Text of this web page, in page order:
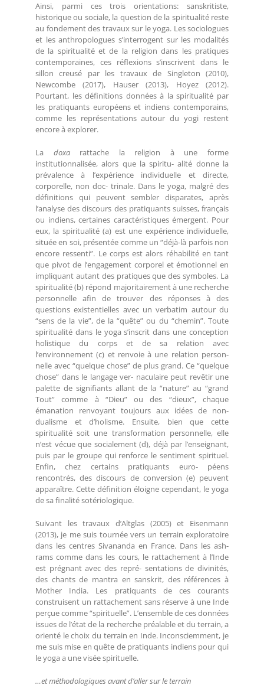
Ainsi, parmi ces trois orientations: sanskritiste,
historique ou sociale, la question de la spiritualité reste
au fondement des travaux sur le yoga. Les sociologues
et les anthropologues s’interrogent sur les modalités
de la spiritualité et de la religion dans les pratiques
contemporaines, ces réflexions s’inscrivent dans le
sillon creusé par les travaux de Singleton (2010),
Newcombe (2017), Hauser (2013), Hoyez (2012).
Pourtant, les définitions données à la spiritualité par
les pratiquants européens et indiens contemporains,
comme les représentations autour du yogi restent
encore à explorer.
La doxarattache la religion à une forme
institutionnalisée, alors que la spiritu- alité donne la
prévalence à l’expérience individuelle et directe,
corporelle, non doc- trinale. Dans le yoga, malgré des
définitions qui peuvent sembler disparates, après
l’analyse des discours des pratiquants suisses, français
ou indiens, certaines caractéristiques émergent. Pour
eux, la spiritualité (a) est une expérience individuelle,
située en soi, présentée comme un “déjà-là parfois non
encore ressenti”. Le corps est alors réhabilité en tant
que pivot de l’engagement corporel et émotionnel en
impliquant autant des pratiques que des symboles. La
spiritualité (b) répond majoritairement à une recherche
personnelle afin de trouver des réponses à des
questions existentielles avec un verbatim autour du
“sens de la vie”, de la “quête” ou du “chemin”. Toute
spiritualité dans le yoga s’inscrit dans une conception
holistique du corps et de sa relation avec
l’environnement (c) et renvoie à une relation person-
nelle avec “quelque chose” de plus grand. Ce “quelque
chose” dans le langage ver- naculaire peut revêtir une
palette de signifiants allant de la “nature” au “grand
Tout” comme à “Dieu” ou des “dieux”, chaque
émanation renvoyant toujours aux idées de non-
dualisme et d’holisme. Ensuite, bien que cette
spiritualité soit une transformation personnelle, elle
n’est vécue que socialement (d), déjà par l’enseignant,
puis par le groupe qui renforce le sentiment spirituel.
Enfin, chez certains pratiquants euro- péens
rencontrés, des discours de conversion (e) peuvent
apparaître. Cette définition éloigne cependant, le yoga
de sa finalité sotériologique.
Suivant les travaux d’Altglas (2005) et Eisenmann
(2013), je me suis tournée vers un terrain exploratoire
dans les centres Sivananda en France. Dans les ash-
rams comme dans les cours, le rattachement à l’Inde
est prégnant avec des repré- sentations de divinités,
des chants de mantra en sanskrit, des références à
Mother India. Les pratiquants de ces courants
construisent un rattachement sans réserve à une Inde
perçue comme “spirituelle”. L’ensemble de ces données
issues de l’état de la recherche préalable et du terrain, a
orienté le choix du terrain en Inde. Inconsciemment, je
me suis mise en quête de pratiquants indiens pour qui
le yoga a une visée spirituelle.
…et méthodologiques avant d’aller sur le terrain